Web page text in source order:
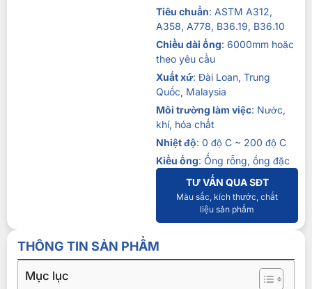
Tiêu chuẩn: ASTM A312,
A358, A778, B36.19, B36.10
Chiều dài ống: 6000mm hoặc
theo yêu cầu
Xuất xứ: Đài Loan, Trung
Quốc, Malaysia
Môi trường làm việc: Nước,
khí, hóa chất
Nhiệt độ: 0 độ C ~ 200 độ C
Kiểu ống: Ống rỗng, ống đặc
TƯ VẤN QUA SĐT
Màu sắc, kích thước, chất
liệu sản phẩm
THÔNG TIN SẢN PHẨM
Mục lục